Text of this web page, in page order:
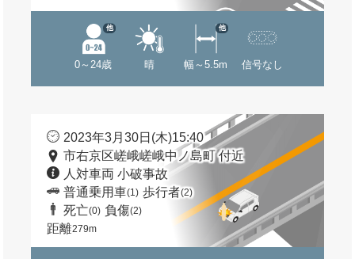
0～24歳
他
晴 幅～5.5m
他
信号なし
2023年3月30日(木)15:40
市右京区嵯峨嵯峨中ノ島町 付近
人対車両 小破事故
普通乗用車(1) 歩行者(2)
死亡(0) 負傷(2)
距離279m